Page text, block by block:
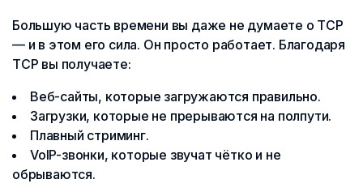
Большую часть времени вы даже не думаете о TCP
— и в этом его сила. Он просто работает. Благодаря
TCP вы получаете:
Веб-сайты, которые загружаются правильно.
Загрузки, которые не прерываются на полпути.
Плавный стриминг.
VoIP-звонки, которые звучат чётко и не
обрываются.